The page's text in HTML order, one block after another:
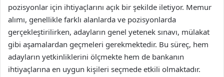
pozisyonlar için ihtiyaçlarını açık bir şekilde iletiyor. Memur
alımı, genellikle farklı alanlarda ve pozisyonlarda
gerçekleştirilirken, adayların genel yetenek sınavı, mülakat
gibi aşamalardan geçmeleri gerekmektedir. Bu süreç, hem
adayların yetkinliklerini ölçmekte hem de bankanın
ihtiyaçlarına en uygun kişileri seçmede etkili olmaktadır.